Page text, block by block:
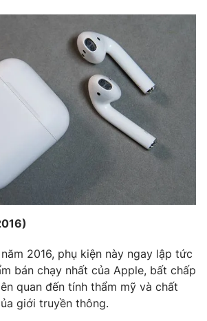
2016, phụ kiện này ngay lập tức
bán chạy nhất của Apple, bất chấp
quan đến tính thẩm mỹ và chất
giới truyền thông.